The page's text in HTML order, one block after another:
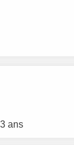
ans